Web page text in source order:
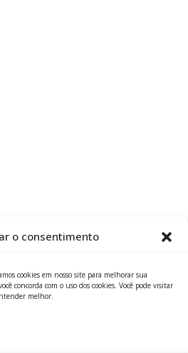
o consentimento
cookies em nosso site para melhorar sua
concorda com o uso dos cookies. Você pode visitar
melhor.